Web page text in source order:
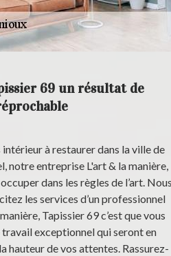
69 un résultat de
à restaurer dans la ville de
notre entreprise L'art & la manière,
dans les règles de l’art. Nous
les services d’un professionnel
Tapissier 69 c’est que vous
exceptionnel qui seront en
hauteur de vos attentes. Rassurez-